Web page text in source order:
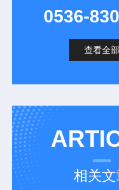
0536-
查看全部
相关文